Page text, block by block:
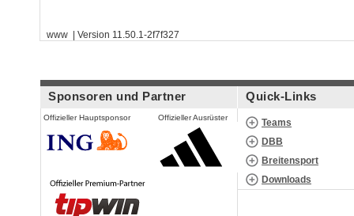
www | Version 11.50.1-2f7f327
Sponsoren und Partner
Offizieller Hauptsponsor Offizieller Ausrüster
Quick-Links
Teams
DBB
Breitensport
Downloads